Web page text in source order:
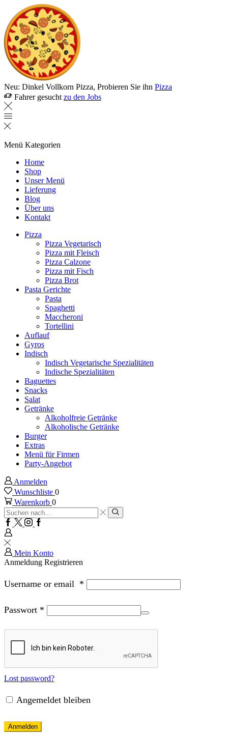
Neu: Dinkel Vollkorn Pizza, Probieren Sie ihn Pizza
Fahrer gesucht zu den Jobs
Menü Kategorien
Home
Shop
Unser Menü
Lieferung
Blog
Über uns
Kontakt
Pizza
Pizza Vegetarisch
Pizza mit Fleisch
Pizza Calzone
Pizza mit Fisch
Pizza Brot
Pasta Gerichte
Pasta
Spaghetti
Maccheroni
Tortellini
Auflauf
Gyros
Indisch
Indisch Vegetarische Spezialitäten
Indische Spezialitäten
Baguettes
Snacks
Salat
Getränke
Alkoholfreie Getränke
Alkoholische Getränke
Burger
Extras
Menü für Firmen
Party-Angebot
Anmelden
Wunschliste 0
Warenkorb 0
Sucheingabe
Suche
Facebook
TwitterInstagram
Google
Mein Konto
Anmeldung Registrieren
Username or email *
Passwort *
Lost password?
Angemeldet bleiben
Anmelden